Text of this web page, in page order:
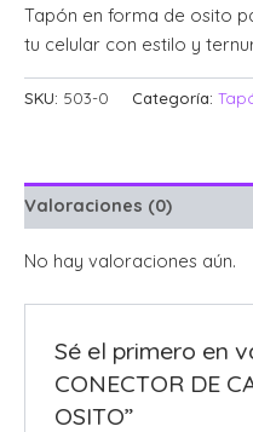
Tapón en forma de osito
tu celular con estilo y
SKU: 503-0 Categoría:
Valoraciones (0)
No hay valoraciones aún.
Sé el primero en
CONECTOR DE
OSITO”